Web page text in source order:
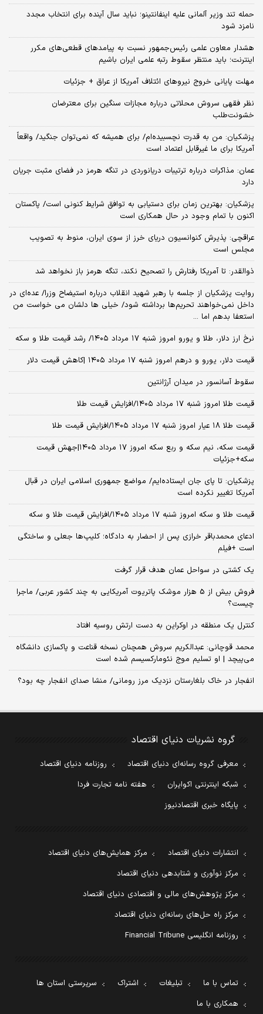
حمله تند وزیر آلمانی علیه اینفانتینو؛ نباید سال آینده برای انتخاب مجدد
نامزد شود
هشدار معاون علمی رئیس‌جمهور نسبت به پیامدهای قطعی‌های مکرر
اینترنت؛ باید منتظر سقوط رتبه علمی ایران باشیم
مهلت پایانی خروج نیروهای ائتلاف آمریکا از عراق + جزئیات
نظر فقهی سروش محلاتی درباره مجازات سنگین برای معترضان
خشونت‌طلب
پزشکیان: من به قدرت نچسبیده‌ام/ برای همیشه که نمی‌توان جنگید/ واقعاً
آمریکا برای ما غیرقابل اعتماد است
عمان: مذاکرات درباره ترتیبات دریانوردی در تنگه هرمز در فضای مثبت جریان
دارد
پزشکیان‌: بهترین زمان برای دستیابی به توافق شرایط کنونی است/ پاکستان
اکنون با تمام وجود در حال همکاری است
عراقچی: پذیرش کنوانسیون دریای خرز از سوی ایران، منوط به تصویب
مجلس است
ذوالقدر: تا آمریکا رفتارش را تصحیح نکند، تنگه هرمز باز نخواهد شد
روایت پزشکیان از جلسه با رهبر شهید انقلاب درباره استیضاح وزرا/ عده‌ای در
داخل نمی‌خواهند تحریم‌ها برداشته شود/ خیلی ها دلشان می خواست من
استعفا بدهم اما ...
نرخ ارز دلار، طلا و یورو امروز شنبه ۱۷ مرداد ۱۴۰۵/ رشد قیمت طلا و سکه
قیمت دلار، یورو و درهم امروز شنبه ۱۷ مرداد ۱۴۰۵ |کاهش قیمت دلار
سقوط آسانسور در میدان آرژانتین
قیمت طلا امروز شنبه ۱۷ مرداد ۱۴۰۵/افزایش قیمت طلا
قیمت طلا ۱۸ عیار امروز شنبه ۱۷ مرداد ۱۴۰۵/افزایش قیمت طلا
قیمت سکه، نیم سکه و ربع سکه امروز ۱۷ مرداد ۱۴۰۵|جهش قیمت
سکه+جزئیات
پزشکیان: تا پای جان ایستاده‌ایم/ مواضع جمهوری اسلامی ایران در قبال
آمریکا تغییر نکرده است
قیمت طلا و سکه امروز شنبه ۱۷ مرداد ۱۴۰۵/افزایش قیمت طلا و سکه
ادعای محمدباقر خرازی پس از احضار به دادگاه؛ کلیپ‌ها جعلی و ساختگی
است +فیلم
یک کشتی در سواحل عمان هدف قرار گرفت
فروش بیش از 5 هزار موشک پاتریوت آمریکایی به چند کشور عربی/ ماجرا
چیست؟
کنترل یک منطقه در اوکراین به دست ارتش روسیه افتاد
محمد قوچانی: عبدالکریم سروش همچنان نسخه قناعت و پاکسازی دانشگاه
می‌پیچد | او تسلیم موج نئومارکسیسم شده است
انفجار در خاک بلغارستان نزدیک مرز رومانی/ منشا صدای انفجار چه بود؟
گروه نشریات دنیای اقتصاد
معرفی گروه رسانه‌ای دنیای اقتصاد
روزنامه دنیای اقتصاد
شبکه اینترنتی اکوایران
هفته نامه تجارت فردا
پایگاه خبری اقتصادنیوز
انتشارات دنیای اقتصاد
مرکز همایش‌های دنیای اقتصاد
مرکز نوآوری و شتابدهی دنیای اقتصاد
مرکز پژوهش‌های مالی و اقتصادی دنیای اقتصاد
مرکز راه حل‌های رسانه‌ای دنیای اقتصاد
روزنامه انگلیسی Financial Tribune
تماس با ما تبلیغات اشتراک
سرپرستی استان ها
همکاری با ما